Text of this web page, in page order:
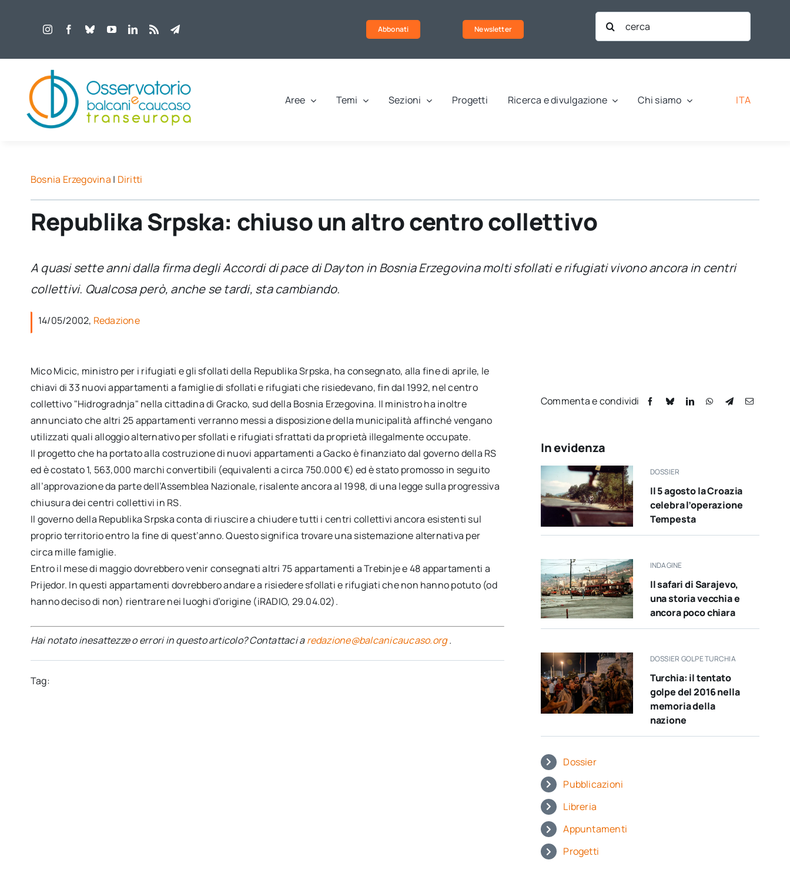
Abbonati Newsletter
Cerca
per:
Aree Temi Sezioni Progetti Ricerca e divulgazione Chi siamo ITA
Bosnia Erzegovina | Diritti
Republika Srpska: chiuso un altro centro collettivo
A quasi sette anni dalla firma degli Accordi di pace di Dayton in Bosnia Erzegovina molti sfollati e rifugiati vivono ancora in centri
collettivi. Qualcosa però, anche se tardi, sta cambiando.
14/05/2002, Redazione
Mico Micic, ministro per i rifugiati e gli sfollati della Republika Srpska, ha consegnato, alla fine di aprile, le
chiavi di 33 nuovi appartamenti a famiglie di sfollati e rifugiati che risiedevano, fin dal 1992, nel centro
collettivo "Hidrogradnja" nella cittadina di Gracko, sud della Bosnia Erzegovina. Il ministro ha inoltre
annunciato che altri 25 appartamenti verranno messi a disposizione della municipalità affinché vengano
utilizzati quali alloggio alternativo per sfollati e rifugiati sfrattati da proprietà illegalmente occupate.
Il progetto che ha portato alla costruzione di nuovi appartamenti a Gacko è finanziato dal governo della RS
ed è costato 1, 563,000 marchi convertibili (equivalenti a circa 750.000 €) ed è stato promosso in seguito
all’approvazione da parte dell’Assemblea Nazionale, risalente ancora al 1998, di una legge sulla progressiva
chiusura dei centri collettivi in RS.
Il governo della Republika Srpska conta di riuscire a chiudere tutti i centri collettivi ancora esistenti sul
proprio territorio entro la fine di quest’anno. Questo significa trovare una sistemazione alternativa per
circa mille famiglie.
Entro il mese di maggio dovrebbero venir consegnati altri 75 appartamenti a Trebinje e 48 appartamenti a
Prijedor. In questi appartamenti dovrebbero andare a risiedere sfollati e rifugiati che non hanno potuto (od
hanno deciso di non) rientrare nei luoghi d’origine (iRADIO, 29.04.02).
Hai notato inesattezze o errori in questo articolo? Contattaci aredazione@balcanicaucaso.org.
Tag:
Commenta e condividi
In evidenza
DOSSIER
Il 5 agosto la Croazia
celebra l’operazione
Tempesta
INDAGINE
Il safari di Sarajevo,
una storia vecchia e
ancora poco chiara
DOSSIER GOLPE TURCHIA
Turchia: il tentato
golpe del 2016 nella
memoria della
nazione
Dossier
Pubblicazioni
Libreria
Appuntamenti
Progetti